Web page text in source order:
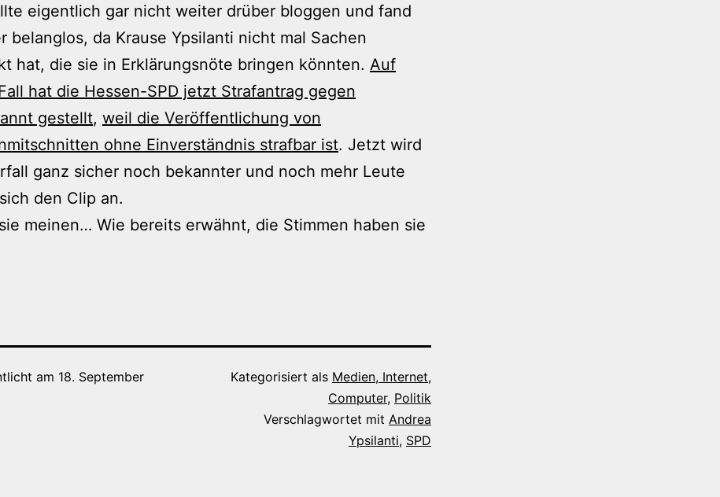
eigentlich gar nicht weiter drüber bloggen und fand
belanglos, da Krause Ypsilanti nicht mal Sachen
hat, die sie in Erklärungsnöte bringen könnten. Auf
hat die Hessen-SPD jetzt Strafantrag gegen
gestellt, weil die Veröffentlichung von
ohne Einverständnis strafbar ist. Jetzt wird
ganz sicher noch bekannter und noch mehr Leute
den Clip an.
meinen… Wie bereits erwähnt, die Stimmen haben sie
am 18. September
Kategorisiert als Medien, Internet,
Computer, Politik
Verschlagwortet mit Andrea
Ypsilanti, SPD